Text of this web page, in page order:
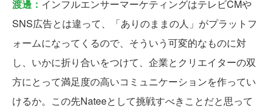
渡邊： インフルエンサーマーケティングはテレビCMや
SNS広告とは違って、「ありのままの人」がプラットフ
ォームになってくるので、そういう可変的なものに対
し、いかに折り合いをつけて、企業とクリエイターの双
方にとって満足度の高いコミュニケーションを作ってい
けるか。この先Nateeとして挑戦すべきことだと思って